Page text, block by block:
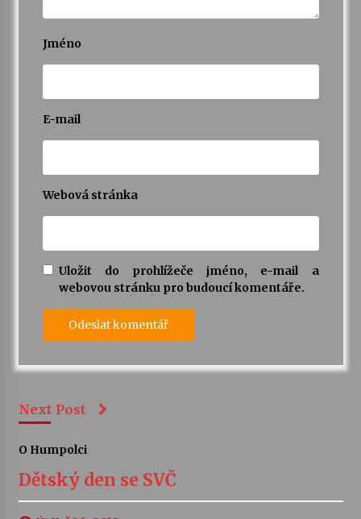
Jméno
E-mail
Webová stránka
Uložit do prohlížeče jméno, e-mail a
webovou stránku pro budoucí komentáře.
Next Post
O Humpolci
Dětský den se SVČ